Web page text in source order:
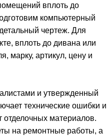
вплоть до
компьютерный
чертеж. Для
вплоть до дивана или
марку, артикул, цену и
и утвержденный
технические ошибки и
отделочных материалов.
на ремонтные работы, а